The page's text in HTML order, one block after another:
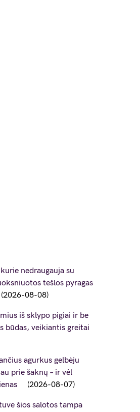
nedraugauja su
tešlos pyragas
2026-08-08
iš sklypo pigiai ir be
būdas, veikiantis greitai
agurkus gelbėju
prie šaknų – ir vėl
2026-08-07
šios salotos tampa